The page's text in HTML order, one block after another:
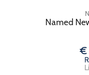
Named
€